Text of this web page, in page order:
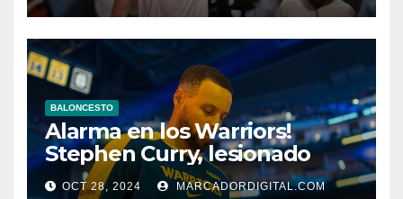
BALONCESTO
Alarma en los Warriors!
Stephen Curry, lesionado
OCT 28, 2024 MARCADORDIGITAL.COM